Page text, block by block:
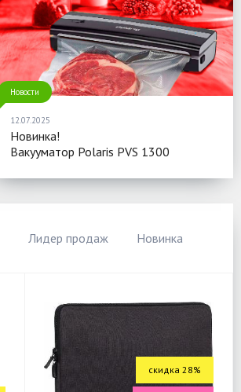
Новости
12.07.2025
Новинка!
Вакууматор Polaris PVS 1300
Лидер продаж Новинка
скидка 28%